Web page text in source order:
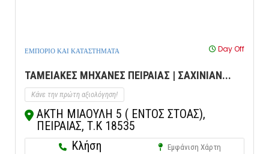
ΕΜΠΟΡΙΟ ΚΑΙ ΚΑΤΑΣΤΗΜΑΤΑ Day Off
ΤΑΜΕΙΑΚΕΣ ΜΗΧΑΝΕΣ ΠΕΙΡΑΙΑΣ | ΣΑΧΙΝΙΑΝ...
Κάνε την πρώτη αξιολόγηση!
ΑΚΤΗ ΜΙΑΟΥΛΗ 5 ( ΕΝΤΟΣ ΣΤΟΑΣ),
ΠΕΙΡΑΙΑΣ, Τ.Κ 18535
Κλήση
Εμφάνιση Χάρτη